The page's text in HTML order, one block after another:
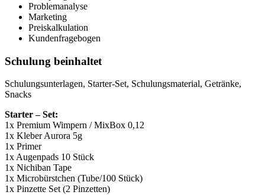
Problemanalyse
Marketing
Preiskalkulation
Kundenfragebogen
Schulung beinhaltet
Schulungsunterlagen, Starter-Set, Schulungsmaterial, Getränke,
Snacks
Starter – Set:
1x Premium Wimpern / MixBox 0,12
1x Kleber Aurora 5g
1x Primer
1x Augenpads 10 Stück
1x Nichiban Tape
1x Microbürstchen (Tube/100 Stück)
1x Pinzette Set (2 Pinzetten)